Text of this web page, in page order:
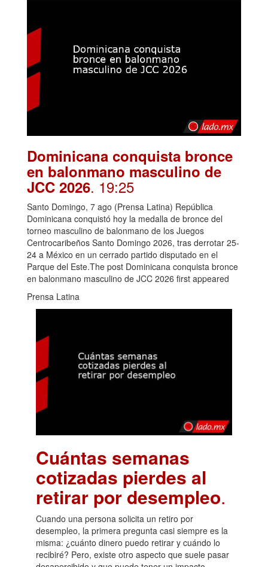
Dominicana conquista bronce
en balonmano masculino de
JCC 2026. 19:25
Santo Domingo, 7 ago (Prensa Latina) República
Dominicana conquistó hoy la medalla de bronce del
torneo masculino de balonmano de los Juegos
Centrocaribeños Santo Domingo 2026, tras derrotar 25-
24 a México en un cerrado partido disputado en el
Parque del Este.The post Dominicana conquista bronce
en balonmano masculino de JCC 2026 first appeared
Prensa Latina
Cuántas semanas
cotizadas pierdes al
retirar por desempleo.
Cuando una persona solicita un retiro por
desempleo, la primera pregunta casi siempre es la
misma: ¿cuánto dinero puedo retirar y cuándo lo
recibiré? Pero, existe otro aspecto que suele pasar